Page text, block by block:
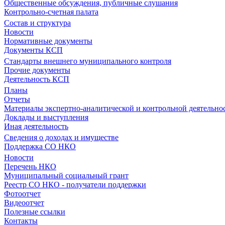
Общественные обсуждения, публичные слушания
Контрольно-счетная палата
Состав и структура
Новости
Нормативные документы
Документы КСП
Стандарты внешнего муниципального контроля
Прочие документы
Деятельность КСП
Планы
Отчеты
Материалы экспертно-аналитической и контрольной
Доклады и выступления
Иная деятельность
Сведения о доходах и имуществе
Поддержка СО НКО
Новости
Перечень НКО
Муниципальный социальный грант
Реестр СО НКО - получатели поддержки
Фотоотчет
Видеоотчет
Полезные ссылки
Контакты